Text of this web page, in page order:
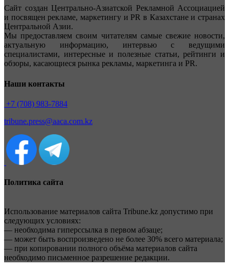
Сайт создан Центрально-Азиатской Рекламной Ассоциацией
и посвящен рекламе, маркетингу и PR в Казахстане и странах
Центральной Азии.
Мы предоставляем своим читателям самые свежие новости,
актуальную информацию, интервью с ведущими
специалистами, интересные и полезные статьи, рейтинги и
обзоры, касающиеся рынка рекламы, маркетинга и PR.
Наши контакты
+7 (708) 983-7884
tribune.press@aaca.com.kz
Политика сайта
Использование материалов сайта Tribune.kz допустимо при
следующих условиях:
— необходима гиперссылка в первом абзаце;
— может быть воспроизведено не более 30% всего материала;
— при копировании полного объёма материалов сайта
необходимо письменное разрешение редакции.